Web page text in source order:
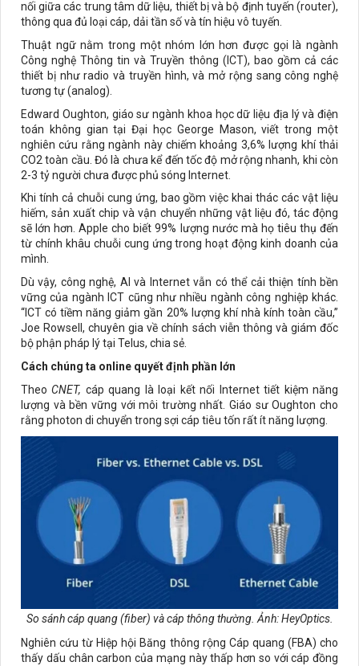
nối giữa các trung tâm dữ liệu, thiết bị và bộ định tuyến (router),
thông qua đủ loại cáp, dải tần số và tín hiệu vô tuyến.
Thuật ngữ nằm trong một nhóm lớn hơn được gọi là ngành
Công nghệ Thông tin và Truyền thông (ICT), bao gồm cả các
thiết bị như radio và truyền hình, và mở rộng sang công nghệ
tương tự (analog).
Edward Oughton, giáo sư ngành khoa học dữ liệu địa lý và điện
toán không gian tại Đại học George Mason, viết trong một
nghiên cứu rằng ngành này chiếm khoảng 3,6% lượng khí thải
CO2 toàn cầu. Đó là chưa kể đến tốc độ mở rộng nhanh, khi còn
2-3 tỷ người chưa được phủ sóng Internet.
Khi tính cả chuỗi cung ứng, bao gồm việc khai thác các vật liệu
hiếm, sản xuất chip và vận chuyển những vật liệu đó, tác động
sẽ lớn hơn. Apple cho biết 99% lượng nước mà họ tiêu thụ đến
từ chính khâu chuỗi cung ứng trong hoạt động kinh doanh của
mình.
Dù vậy, công nghệ, AI và Internet vẫn có thể cải thiện tính bền
vững của ngành ICT cũng như nhiều ngành công nghiệp khác.
“ICT có tiềm năng giảm gần 20% lượng khí nhà kính toàn cầu,”
Joe Rowsell, chuyên gia về chính sách viễn thông và giám đốc
bộ phận pháp lý tại Telus, chia sẻ.
Cách chúng ta online quyết định phần lớn
Theo CNET, cáp quang là loại kết nối Internet tiết kiệm năng
lượng và bền vững với môi trường nhất. Giáo sư Oughton cho
rằng photon di chuyển trong sợi cáp tiêu tốn rất ít năng lượng.
So sánh cáp quang (fiber) và cáp thông thường. Ảnh: HeyOptics.
Nghiên cứu từ Hiệp hội Băng thông rộng Cáp quang (FBA) cho
thấy dấu chân carbon của mạng này thấp hơn so với cáp đồng